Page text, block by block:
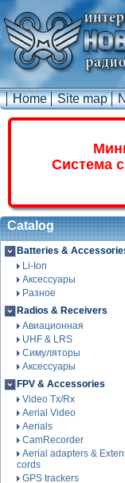
Home Site map
Система
Catalog
Batteries &
Li-Ion
Аксессуары
Разное
Radios & Receivers
Авиационная
UHF & LRS
Симуляторы
Аксессуары
FPV & Accessories
Video Tx/Rx
Aerial Video
Aerials
CamRecorder
Aerial adapters &
cords
GPS trackers